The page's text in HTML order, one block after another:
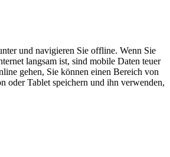
und navigieren Sie offline. Wenn Sie
langsam ist, sind mobile Daten teuer
gehen, Sie können einen Bereich von
oder Tablet speichern und ihn verwenden,